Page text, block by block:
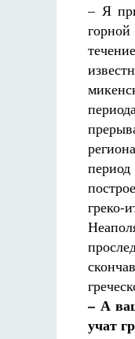
– Я
греко-
– А
учат